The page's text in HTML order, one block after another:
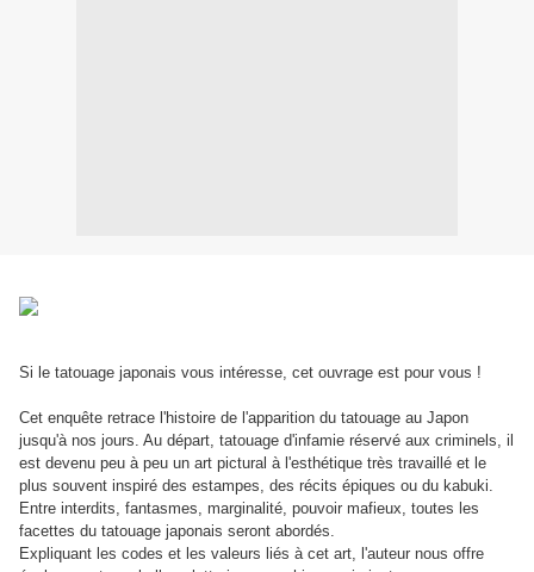
Si le tatouage japonais vous intéresse, cet ouvrage est pour vous !
Cet enquête retrace l'histoire de l'apparition du tatouage au Japon
jusqu'à nos jours. Au départ, tatouage d'infamie réservé aux criminels, il
est devenu peu à peu un art pictural à l'esthétique très travaillé et le
plus souvent inspiré des estampes, des récits épiques ou du kabuki.
Entre interdits, fantasmes, marginalité, pouvoir mafieux, toutes les
facettes du tatouage japonais seront abordés.
Expliquant les codes et les valeurs liés à cet art, l'auteur nous offre